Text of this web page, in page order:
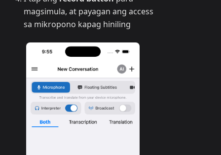
magsimula, at payagan ang access
sa mikropono kapag hiniling